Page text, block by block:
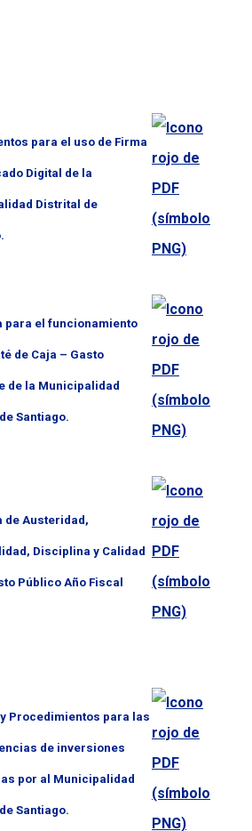
para el uso de Firma
Digital de la
Distrital de
para el funcionamiento
de Caja – Gasto
de la Municipalidad
Santiago.
de Austeridad,
Disciplina y Calidad
Público Año Fiscal
Procedimientos para las
de inversiones
por al Municipalidad
Santiago.